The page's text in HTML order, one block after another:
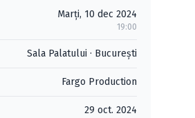
Marți, 10 dec 2024
19:00
Sala Palatului · Bucureşti
Fargo Production
29 oct. 2024